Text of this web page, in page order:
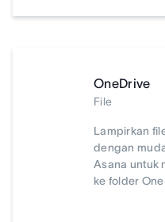
OneDrive
File
Lampirkan
dengan
Asana untuk
ke folder